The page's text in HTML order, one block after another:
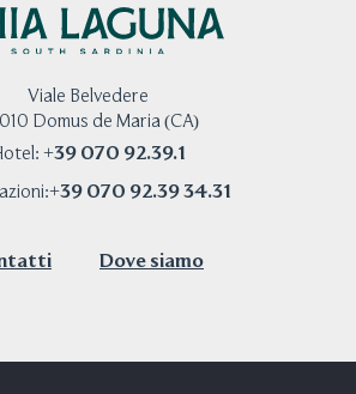
Viale Belvedere
Domus de Maria (CA)
+39 070 92.39.1
+39 070 92.39 34.31
Dove siamo